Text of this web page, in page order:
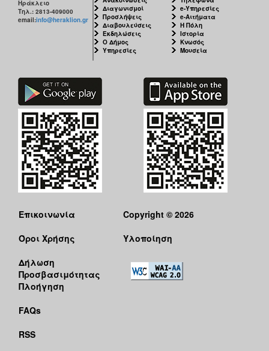
Ηράκλειο
Τηλ.: 2813-409000
email:info@heraklion.gr
Διαγωνισμοί
Προσλήψεις
Διαβουλεύσεις
Εκδηλώσεις
Ο Δήμος
Υπηρεσίες
e-Υπηρεσίες
e-Αιτήματα
Η Πόλη
Ιστορία
Κνωσός
Μουσεία
Επικοινωνία
Όροι Χρήσης
Δήλωση
Προσβασιμότητας
Πλοήγηση
FAQs
RSS
Copyright © 2026
Υλοποίηση